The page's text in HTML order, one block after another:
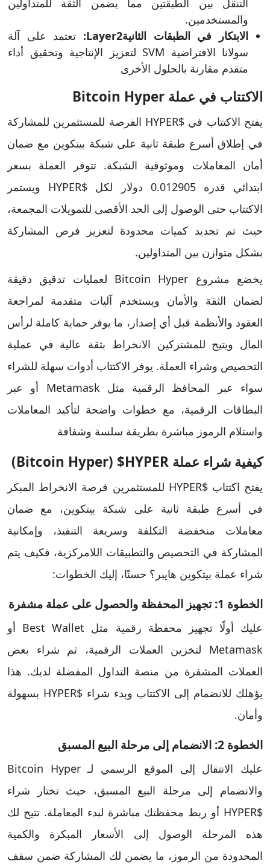
التنقل بين الطبقتين مما يضمن الثقة للمتداولين
والمستخدمين.
الابتكار في الطبقات الثانيةLayer2:
تعتمد على آلة
سولانا الافتراضية SVM لتعزيز الإنتاجية وتحقيق أداء
متقدم مقارنة بالحلول الأخرى
الاكتتاب في عملة Bitcoin Hyper
يفتح الاكتتاب في $HYPER الفرصة للمستثمرين للمشاركة
في إطلاق أسرع طبقة ثانية على شبكة بيتكوين مع ضمان
أمان المعاملات وموثوقية الشبكة. تتوفر العملة بسعر
ابتدائي قدره 0.012905 دولار لكل $HYPER ويستمر
الاكتتاب حتى الوصول إلى الحد الأقصى للتمويلات المجمعة،
حيث تم تحديد كميات محدودة لتعزيز فرص المشاركة
بشكل متوازن بين المتداولين.
يخضع مشروع Bitcoin Hyper لعمليات تدقيق دقيقة
لضمان الثقة والأمان ويستخدم آليات متقدمة لمراجعة
العقود والأنظمة قبل أي إصدار، ما يوفر حماية كاملة لرأس
المال ويتيح للمشتركين الانخراط بثقة عالية في عملية
التحصيص وشراء العملة. يوفر الاكتتاب أدوات سهلة للشراء
سواء عبر المحافظ الرقمية مثل Metamask أو عبر
البطاقات الرقمية، مع خطوات واضحة لتأكيد المعاملات
واستلام الرموز مباشرة بطريقة سلسة وشفافة
كيفية شراء عملة Bitcoin Hyper) $HYPER)
يفتح اكتتاب $HYPER للمستثمرين فرصة الانخراط المبكر
في أسرع طبقة ثانية على شبكة بيتكوين، مع ضمان
معاملات منخفضة التكلفة وسريعة التنفيذ، وإمكانية
المشاركة في التحصيص والتطبيقات اللامركزية، فكيف يتم
شراء عملة بيتكوين هايبر؟ حسنًا، إليك الخطوات:
الخطوة 1: تجهيز المحفظة والحصول على عملة مشفرة
عليك أولًا تجهيز محفظة رقمية مثل Best Wallet أو
Metamask لتخزين العملات الرقمية، ثم شراء بعض
العملات المشفرة من منصة التداول المفضلة لديك. هذا
يؤهلك للانضمام إلى الاكتتاب وبدء شراء $HYPER بسهولة
وأمان.
الخطوة 2: الانضمام إلى مرحلة البيع المسبق
عليك الانتقال إلى الموقع الرسمي لـ Bitcoin Hyper
والانضمام إلى مرحلة البيع المسبق، حيث تختار شراء
$HYPER أو ربط محفظتك مباشرة لبدء المعاملة. تتيح لك
هذه المرحلة الوصول إلى الأسعار المبكرة والكمية
المحدودة من الرموز، ما يضمن لك المشاركة ضمن سقف